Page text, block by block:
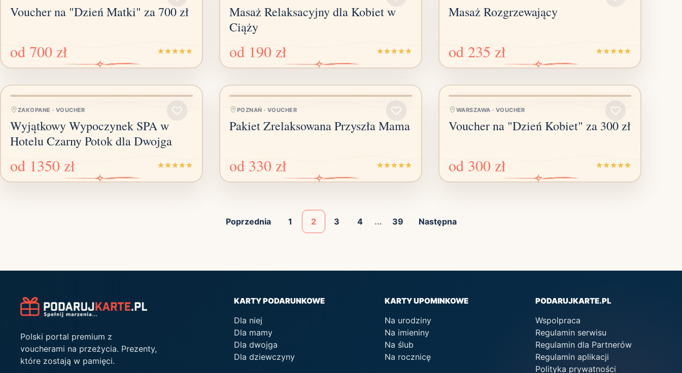
Voucher na "Dzień Matki" za 700 zł
od 700 zł
Masaż Relaksacyjny dla Kobiet w
Ciąży
od 190 zł
Masaż Rozgrzewający
od 235 zł
ZAKOPANE · VOUCHER
Wyjątkowy Wypoczynek SPA w
Hotelu Czarny Potok dla Dwojga
od 1350 zł
POZNAŃ · VOUCHER
Pakiet Zrelaksowana Przyszła Mama
od 330 zł
WARSZAWA · VOUCHER
Voucher na "Dzień Kobiet" za 300 zł
od 300 zł
Poprzednia 1 2 3 4 ... 39 Następna
Polski portal premium z
voucherami na przeżycia. Prezenty,
które zostają w pamięci.
KARTY PODARUNKOWE
Dla niej
Dla mamy
Dla dwojga
Dla dziewczyny
KARTY UPOMINKOWE
Na urodziny
Na imieniny
Na ślub
Na rocznicę
PODARUJKARTE.PL
Wspolpraca
Regulamin serwisu
Regulamin dla Partnerów
Regulamin aplikacji
Polityka prywatności